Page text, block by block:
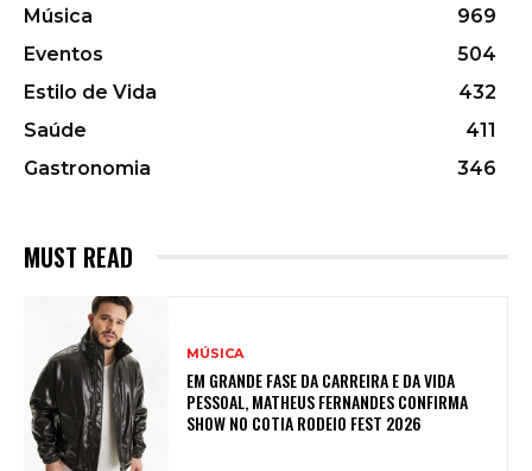
Música
969
Eventos
504
Estilo de Vida
432
Saúde
411
Gastronomia
346
MUST READ
MÚSICA
EM GRANDE FASE DA CARREIRA E DA VIDA
PESSOAL, MATHEUS FERNANDES CONFIRMA
SHOW NO COTIA RODEIO FEST 2026